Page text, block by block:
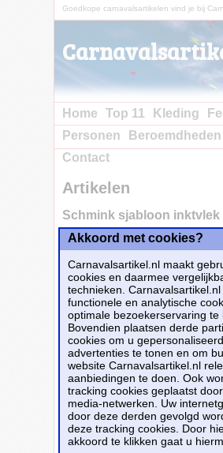
Goedkope carnavalsartikelen vind je bij
Home Top 11 Kleding
Personen
Beroemdheden
Contact
Artikelen
Schmink sjabloon inktvlek
Koop nu bij e-
Carnavalskleding.nl voor
Dit carnavalsartikelSchmink
inktvlekis te bestellen bijE-
Carnavalskleding.nlvoor€ 5,20.
Bestellen
Accessoires
Schmink
Bekijk alle carnavalsartikelen
Carnavalsartikelen
Akkoord met cookies?
Carnavalsartikel.nl maakt
cookies en daarmee
technieken.
functionele en analytische
optimale bezoekerservaring te
Bovendien plaatsen derde
cookies om u
advertenties te tonen en om
website Carnavalsartikel.nl
aanbiedingen te doen. Ook
tracking cookies geplaatst
media-netwerken. Uw
door deze derden gevolgd
deze tracking cookies. Door
akkoord te klikken gaat u